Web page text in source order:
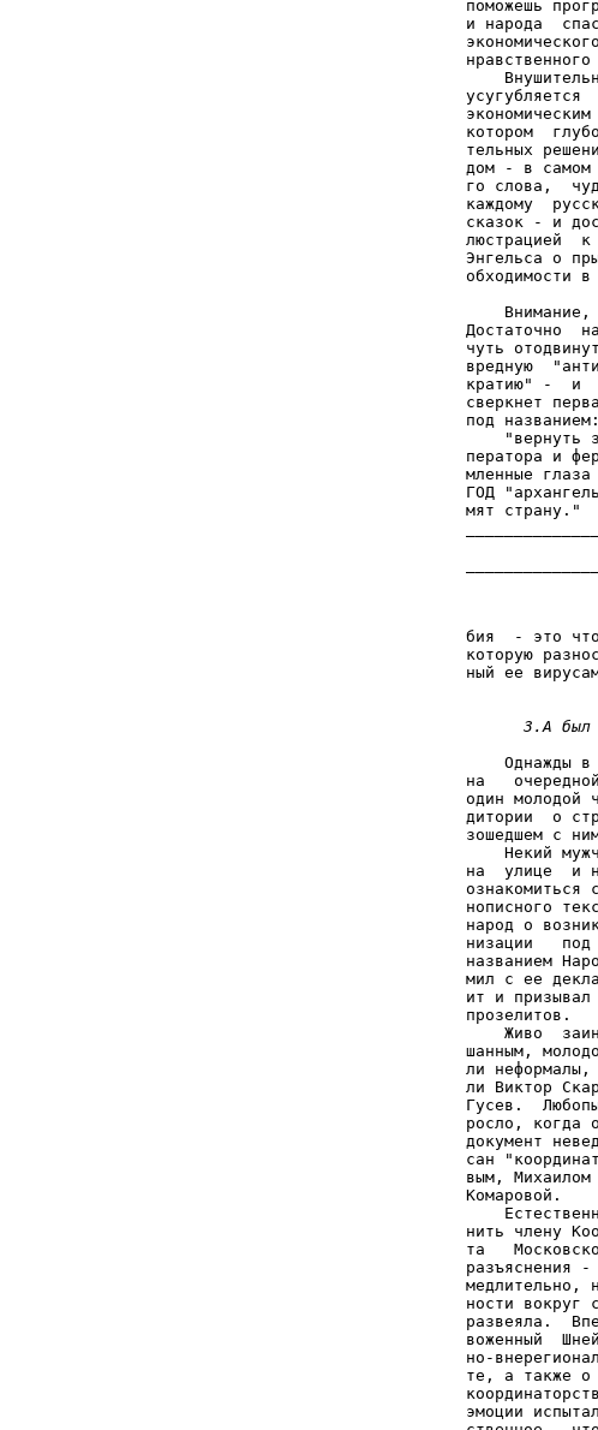
поможешь
и народа
котором
тельных
дом - в самом
го слова,
каждому
сказок - и
люстрацией
Энгельса о
обходимости
Внимание,
Достаточно
чуть
вредную
кратию" -  и
сверкнет
под
"вернуть
ператора и
мленные
ГОД
мят
бия  - это
которую
ный ее
3.А был
Однажды в
на
один молодой
дитории  о
зошедшем с
Некий
на  улице  и
нописного
народ о
низации   под
названием
мил с ее
ит и
Живо
шанным,
ли
ли Виктор
Гусев.
росло,
документ
сан
вым,
Комаровой.
нить члену
та
разъяснения
медлительно,
ности вокруг
развеяла.
воженный
но-
те, а также о
эмоции